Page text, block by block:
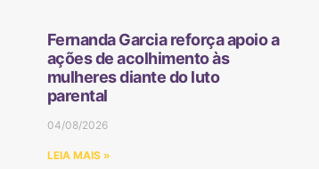
Fernanda Garcia reforça apoio a
ações de acolhimento às
mulheres diante do luto
parental
04/08/2026
LEIA MAIS »